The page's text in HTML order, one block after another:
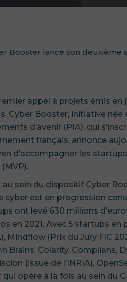
Booster lance son deuxième
appel à projets émis en
Cyber Booster, initiative née
d’avenir (PIA), qui
français, annonce
d’accompagner les
sein du dispositif Cyber
cyber est en progression
ont levé 630 millions
en 2021. Avec 5 startups
Mindflow (Prix du Jury FIC
Brains, Colarity, Complians,
(issue de l’INRIA),
opère à la fois au sein du